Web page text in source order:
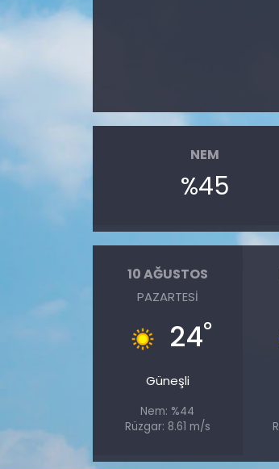
NEM
%45
10 AĞUSTOS
PAZARTESI
24°
Güneşli
Nem: %44
Rüzgar: 8.61 m/s